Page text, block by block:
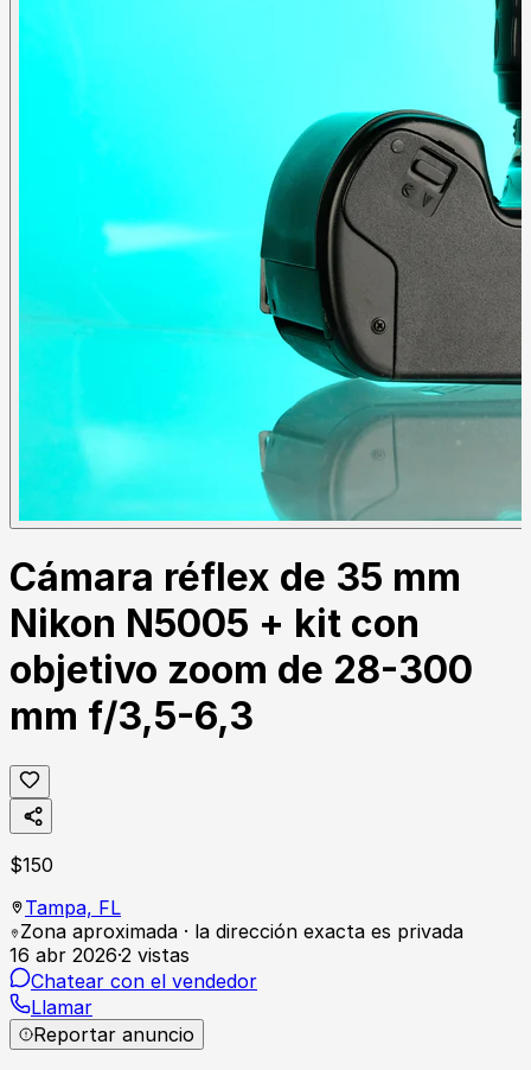
Cámara réflex de 35 mm
Nikon N5005 + kit con
objetivo zoom de 28-300
mm f/3,5-6,3
$150
Tampa, FL
Zona aproximada · la dirección exacta es privada
16 abr 2026·2 vistas
Chatear con el vendedor
Llamar
Reportar anuncio